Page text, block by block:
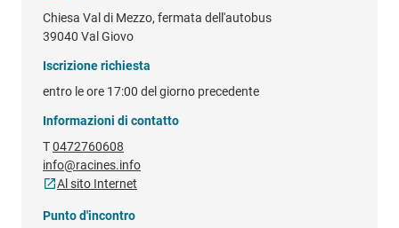
Chiesa Val di Mezzo, fermata dell'autobus
39040 Val Giovo
Iscrizione richiesta
entro le ore 17:00 del giorno precedente
Informazioni di contatto
T0472760608
info@racines.info
Al sito Internet
Punto d'incontro